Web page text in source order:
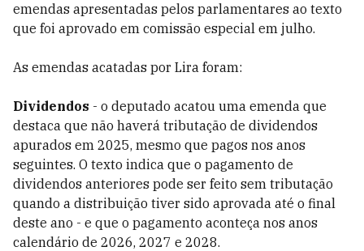
emendas apresentadas pelos parlamentares ao texto
que foi aprovado em comissão especial em julho.
As emendas acatadas por Lira foram:
Dividendos - o deputado acatou uma emenda que
destaca que não haverá tributação de dividendos
apurados em 2025, mesmo que pagos nos anos
seguintes. O texto indica que o pagamento de
dividendos anteriores pode ser feito sem tributação
quando a distribuição tiver sido aprovada até o final
deste ano - e que o pagamento aconteça nos anos
calendário de 2026, 2027 e 2028.